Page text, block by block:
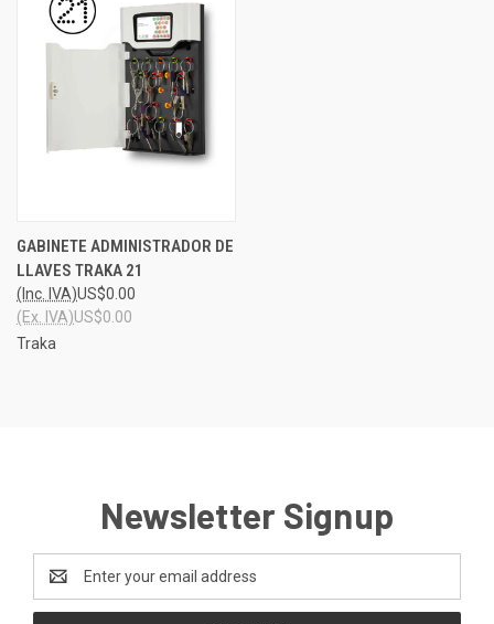
GABINETE ADMINISTRADOR DE
LLAVES TRAKA 21
US$0.00
(Inc. IVA)
US$0.00
(Ex. IVA)
Traka
Newsletter Signup
Address